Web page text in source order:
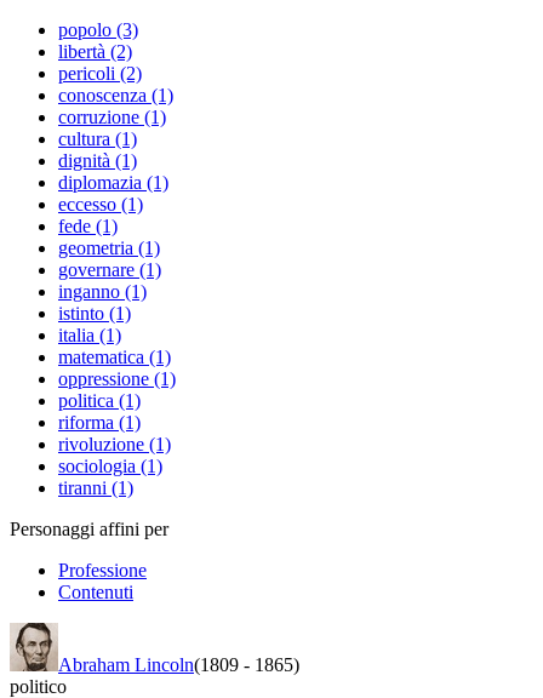
popolo (3)
libertà (2)
pericoli (2)
conoscenza (1)
corruzione (1)
cultura (1)
dignità (1)
diplomazia (1)
eccesso (1)
fede (1)
geometria (1)
governare (1)
inganno (1)
istinto (1)
italia (1)
matematica (1)
oppressione (1)
politica (1)
riforma (1)
rivoluzione (1)
sociologia (1)
tiranni (1)
Personaggi affini per
Professione
Contenuti
Abraham Lincoln(1809 - 1865)
politico